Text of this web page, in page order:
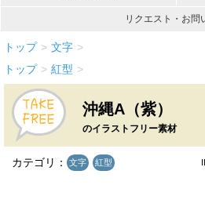
リクエスト・お問
トップ > 文字 >
トップ > 紅型 >
沖縄A（紫）
のイラストフリー素材
カテゴリ： 文字 紅型